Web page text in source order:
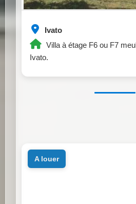
Ivato
Villa à étage F6 ou F7
Ivato.
a louer